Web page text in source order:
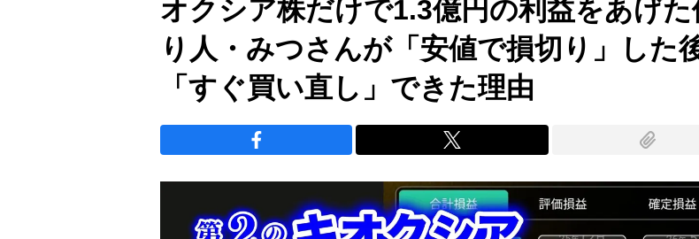
オクシア株だけで1.3億円の利益をあげた
り人・みつさんが「安値で損切り」した
「すぐ買い直し」できた理由